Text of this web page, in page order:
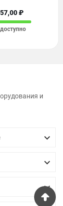
₽
и


